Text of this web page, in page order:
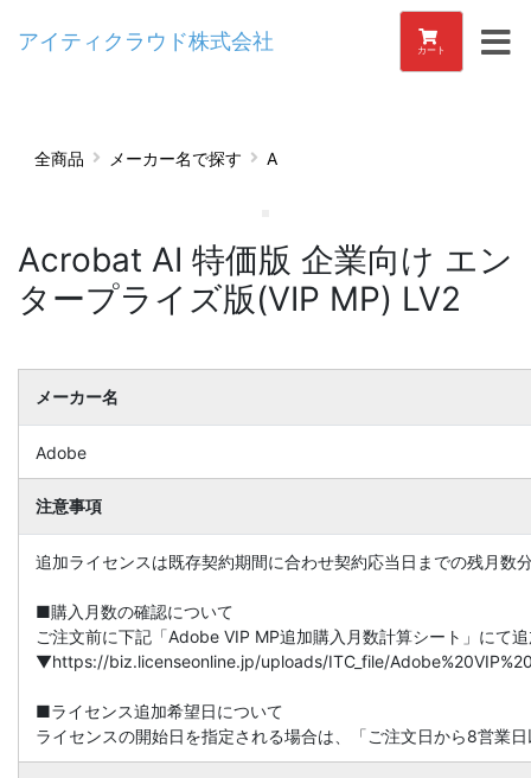
アイティクラウド株式会社 カート
全商品 メーカー名で探す A
Acrobat AI 特価版 企業向け エン
タープライズ版(VIP MP) LV2
メーカー名
Adobe
注意事項
追加ライセンスは既存契約期間に合わせ契約応当日までの残月数
■購入月数の確認について
ご注文前に下記「Adobe VIP MP追加購入月数計算シート」にて
▼https://biz.licenseonline.jp/uploads/ITC_file/
■ライセンス追加希望日について
ライセンスの開始日を指定される場合は、「ご注文日から8営業